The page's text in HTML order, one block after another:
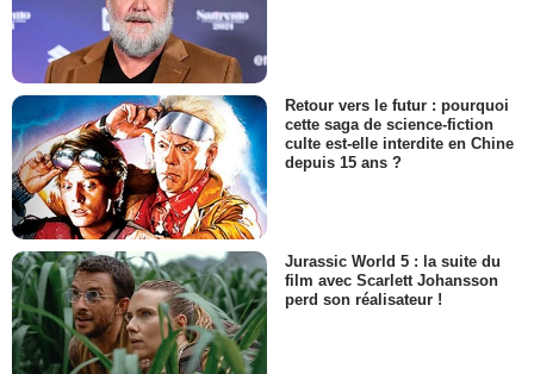
Retour vers le futur : pourquoi
cette saga de science-fiction
culte est-elle interdite en Chine
depuis 15 ans ?
Jurassic World 5 : la suite du
film avec Scarlett Johansson
perd son réalisateur !